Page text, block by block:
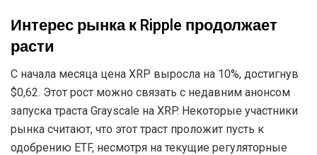
Интерес рынка к Ripple продолжает
расти
С начала месяца цена XRP выросла на 10%, достигнув
$0,62. Этот рост можно связать с недавним анонсом
запуска траста Grayscale на XRP. Некоторые участники
рынка считают, что этот траст проложит пусть к
одобрению ETF, несмотря на текущие регуляторные